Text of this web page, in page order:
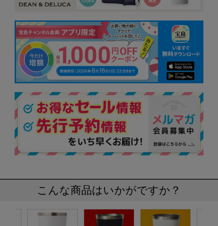
こんな商品はいかがですか？